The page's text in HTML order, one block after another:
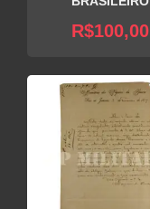
R$100,00